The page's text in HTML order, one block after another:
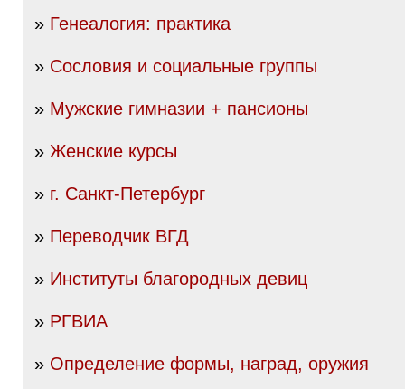
» Генеалогия: практика
» Сословия и социальные группы
» Мужские гимназии + пансионы
» Женские курсы
» г. Санкт-Петербург
» Переводчик ВГД
» Институты благородных девиц
» РГВИА
» Определение формы, наград, оружия